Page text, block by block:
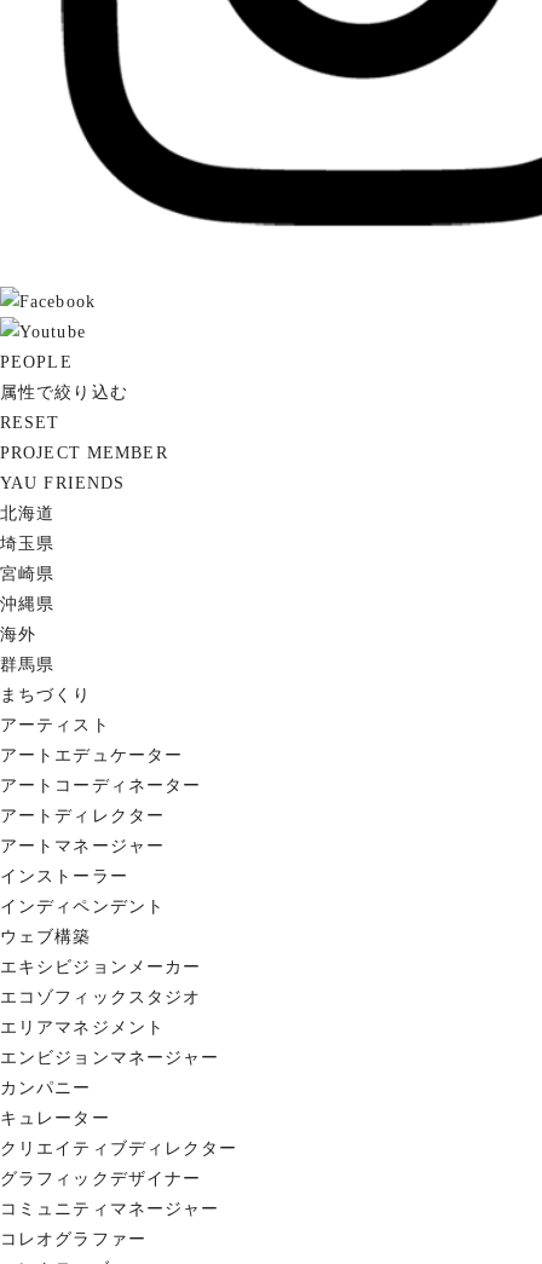
PEOPLE
属性で絞り込む
RESET
PROJECT MEMBER
YAU FRIENDS
北海道
埼玉県
宮崎県
沖縄県
海外
群馬県
まちづくり
アーティスト
アートエデュケーター
アートコーディネーター
アートディレクター
アートマネージャー
インストーラー
インディペンデント
ウェブ構築
エキシビジョンメーカー
エコゾフィックスタジオ
エリアマネジメント
エンビジョンマネージャー
カンパニー
キュレーター
クリエイティブディレクター
グラフィックデザイナー
コミュニティマネージャー
コレオグラファー